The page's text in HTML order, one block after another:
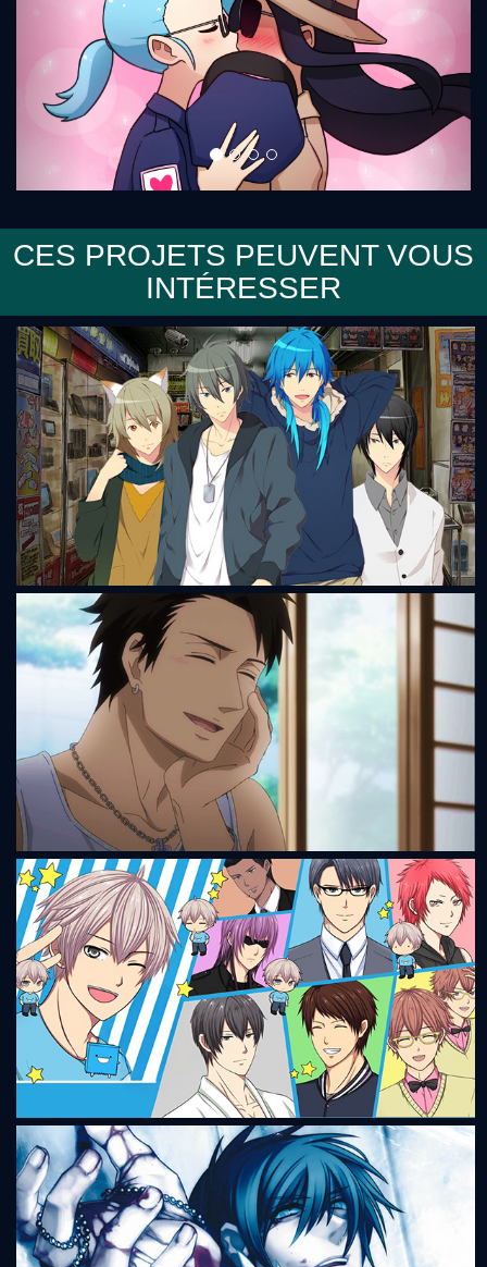
CES PROJETS PEUVENT VOUS
INTÉRESSER
♂Osu-Boys!! ~Ikemen Ryōjoku ☆ Paradise~
Saezuru Tori wa Habatakanai - Don't stay gold
Seiyū Danshi